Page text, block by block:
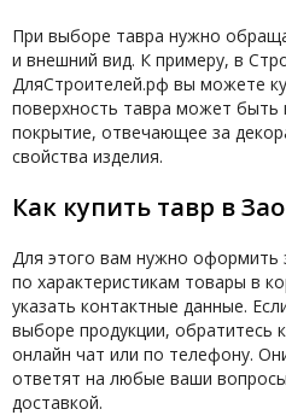
При выборе тавра нужно
и внешний вид. К примеру, в
ДляСтроителей.рф вы можете
поверхность тавра может быть
покрытие, отвечающее за
свойства изделия.
Как купить тавр в
Для этого вам нужно оформить
по характеристикам товары в
указать контактные данные.
выборе продукции, обратитесь
онлайн чат или по телефону.
ответят на любые ваши
доставкой.